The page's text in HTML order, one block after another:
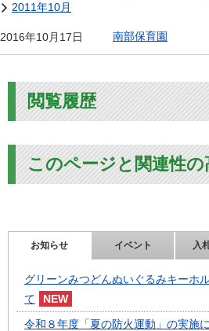
2011年10月
2016年10月17日 南部保育園
閲覧履歴
このページと関連性
お知らせ イベント 入
グリーンみつどんぬいぐるみキーホ
て
令和８年度「夏の防火運動」の実施